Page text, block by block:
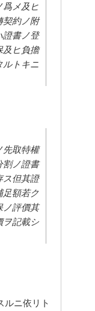
爲メ及ヒ
契約ノ附
證書ノ登
及ヒ負擔
ルトキニ
先取特權
割ノ證書
ス但其證
足額若ク
ノ評價其
ヲ記載シ
ルニ依リト